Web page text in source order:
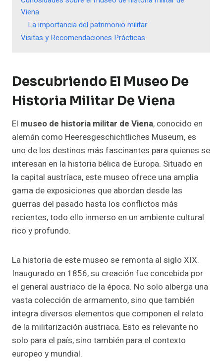
Viena
La importancia del patrimonio militar
Visitas y Recomendaciones Prácticas
Descubriendo El Museo De
Historia Militar De Viena
El museo de historia militar de Viena, conocido en
alemán como Heeresgeschichtliches Museum, es
uno de los destinos más fascinantes para quienes se
interesan en la historia bélica de Europa. Situado en
la capital austríaca, este museo ofrece una amplia
gama de exposiciones que abordan desde las
guerras del pasado hasta los conflictos más
recientes, todo ello inmerso en un ambiente cultural
rico y profundo.
La historia de este museo se remonta al siglo XIX.
Inaugurado en 1856, su creación fue concebida por
el general austriaco de la época. No solo alberga una
vasta colección de armamento, sino que también
integra diversos elementos que componen el relato
de la militarización austriaca. Esto es relevante no
solo para el país, sino también para el contexto
europeo y mundial.